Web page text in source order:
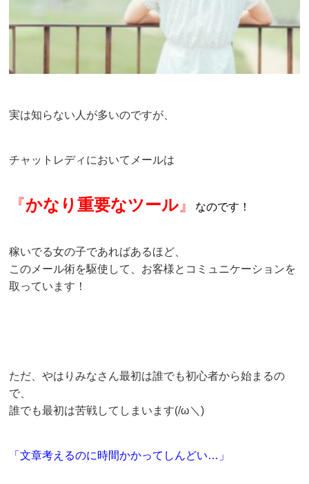
実は知らない人が多いのですが、
チャットレディにおいてメールは
『かなり重要なツール 』 なのです！
稼いでる女の子であればあるほど、
このメール術を駆使して、お客様とコミュニケーションを
取っています！
ただ、やはりみなさん最初は誰でも初心者から始まるの
で、
誰でも最初は苦戦してしまいます(/ω＼)
「文章考えるのに時間かかってしんどい…」